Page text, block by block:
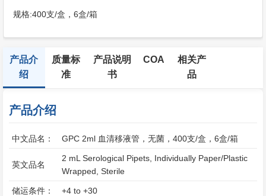
规格:400支/盒，6盒/箱
产品介
绍
质量标
准
产品说明
书
COA
相关产
品
产品介绍
中文品名： GPC 2ml 血清移液管，无菌，400支/盒，6盒/箱
英文品名
2 mL Serological Pipets, Individually Paper/Plastic
Wrapped, Sterile
储运条件： +4 to +30